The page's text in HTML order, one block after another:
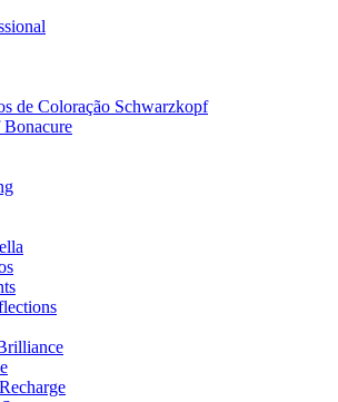
de Coloração Schwarzkopf